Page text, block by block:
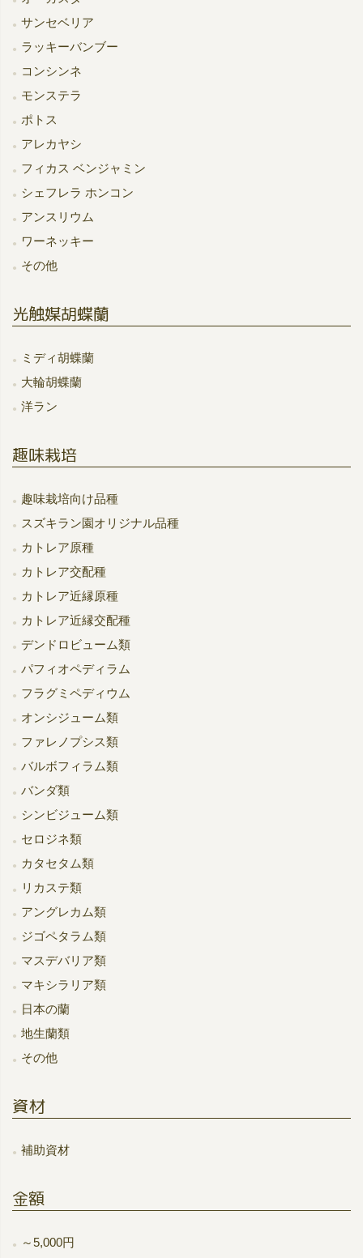
サンセベリア
ラッキーバンブー
コンシンネ
モンステラ
ポトス
アレカヤシ
フィカス ベンジャミン
シェフレラ ホンコン
アンスリウム
ワーネッキー
その他
光触媒胡蝶蘭
ミディ胡蝶蘭
大輪胡蝶蘭
洋ラン
趣味栽培
趣味栽培向け品種
スズキラン園オリジナル品種
カトレア原種
カトレア交配種
カトレア近縁原種
カトレア近縁交配種
デンドロビューム類
パフィオペディラム
フラグミペディウム
オンシジューム類
ファレノプシス類
バルボフィラム類
バンダ類
シンビジューム類
セロジネ類
カタセタム類
リカステ類
アングレカム類
ジゴペタラム類
マスデバリア類
マキシラリア類
日本の蘭
地生蘭類
その他
資材
補助資材
金額
～5,000円